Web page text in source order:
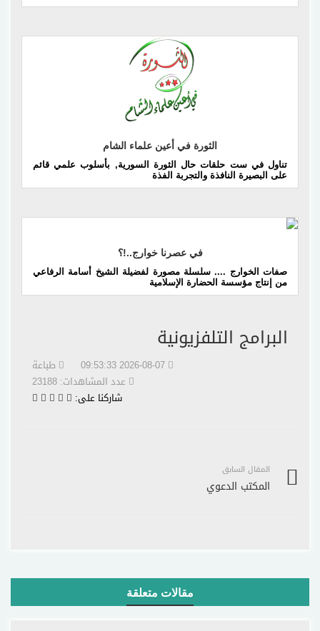
إقرأ المزيد
الثورة في أعين علماء الشام
تناول في ست حلقات حال الثورة السورية, بأسلوب علمي قائم
على البصيرة النافذة والتجربة الفذة
في عصرنا خوارج..!؟
صفات الخوارج .... سلسلة مصورة لفضيلة الشيخ أسامة الرفاعي
من إنتاج مؤسسة الحضارة الإسلامية
البرامج التلفزيونية
طباعة
عدد المشاهدات: 23188
شاركنا على:
المقال السابق
المكتب الدعوي
مقالات متعلقة